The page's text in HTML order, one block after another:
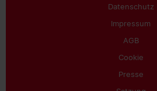
Datenschutz
Impressum
AGB
Cookie
Presse